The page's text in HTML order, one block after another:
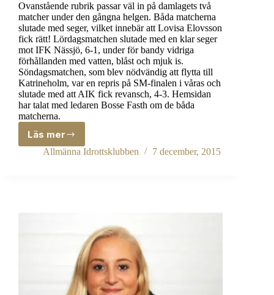
Ovanstående rubrik passar väl in på damlagets två
matcher under den gångna helgen. Båda matcherna
slutade med seger, vilket innebär att Lovisa Elovsson
fick rätt! Lördagsmatchen slutade med en klar seger
mot IFK Nässjö, 6-1, under för bandy vidriga
förhållanden med vatten, blåst och mjuk is.
Söndagsmatchen, som blev nödvändig att flytta till
Katrineholm, var en repris på SM-finalen i våras och
slutade med att AIK fick revansch, 4-3. Hemsidan
har talat med ledaren Bosse Fasth om de båda
matcherna.
Läs merVattenpolo
och
Allmänna Idrottsklubben 7 december, 2015